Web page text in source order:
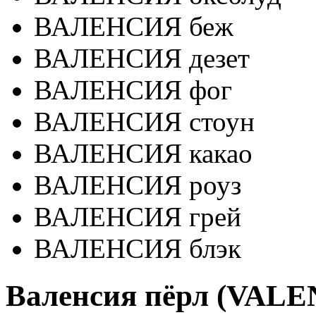
ВАЛЕНСИЯ беж
ВАЛЕНСИЯ дезет
ВАЛЕНСИЯ фог
ВАЛЕНСИЯ стоун
ВАЛЕНСИЯ какао
ВАЛЕНСИЯ роуз
ВАЛЕНСИЯ грей
ВАЛЕНСИЯ блэк
Валенсия пёрл